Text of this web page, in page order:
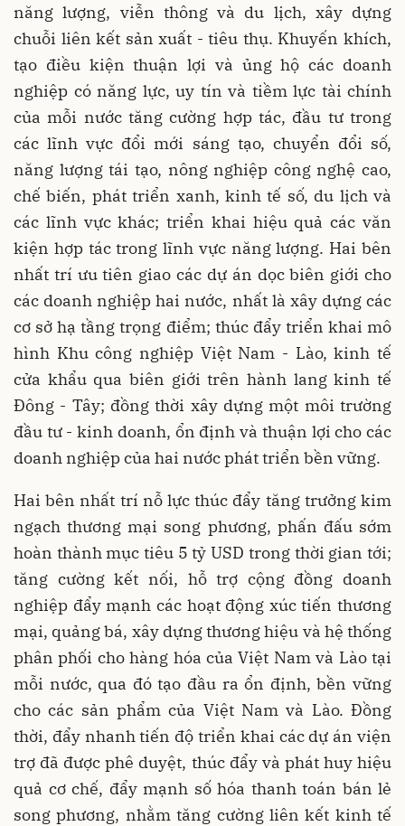
năng lượng, viễn thông và du lịch, xây dựng
chuỗi liên kết sản xuất - tiêu thụ. Khuyến khích,
tạo điều kiện thuận lợi và ủng hộ các doanh
nghiệp có năng lực, uy tín và tiềm lực tài chính
của mỗi nước tăng cường hợp tác, đầu tư trong
các lĩnh vực đổi mới sáng tạo, chuyển đổi số,
năng lượng tái tạo, nông nghiệp công nghệ cao,
chế biến, phát triển xanh, kinh tế số, du lịch và
các lĩnh vực khác; triển khai hiệu quả các văn
kiện hợp tác trong lĩnh vực năng lượng. Hai bên
nhất trí ưu tiên giao các dự án dọc biên giới cho
các doanh nghiệp hai nước, nhất là xây dựng các
cơ sở hạ tầng trọng điểm; thúc đẩy triển khai mô
hình Khu công nghiệp Việt Nam - Lào, kinh tế
cửa khẩu qua biên giới trên hành lang kinh tế
Đông - Tây; đồng thời xây dựng một môi trường
đầu tư - kinh doanh, ổn định và thuận lợi cho các
doanh nghiệp của hai nước phát triển bền vững.
Hai bên nhất trí nỗ lực thúc đẩy tăng trưởng kim
ngạch thương mại song phương, phấn đấu sớm
hoàn thành mục tiêu 5 tỷ USD trong thời gian tới;
tăng cường kết nối, hỗ trợ cộng đồng doanh
nghiệp đẩy mạnh các hoạt động xúc tiến thương
mại, quảng bá, xây dựng thương hiệu và hệ thống
phân phối cho hàng hóa của Việt Nam và Lào tại
mỗi nước, qua đó tạo đầu ra ổn định, bền vững
cho các sản phẩm của Việt Nam và Lào. Đồng
thời, đẩy nhanh tiến độ triển khai các dự án viện
trợ đã được phê duyệt, thúc đẩy và phát huy hiệu
quả cơ chế, đẩy mạnh số hóa thanh toán bán lẻ
song phương, nhằm tăng cường liên kết kinh tế